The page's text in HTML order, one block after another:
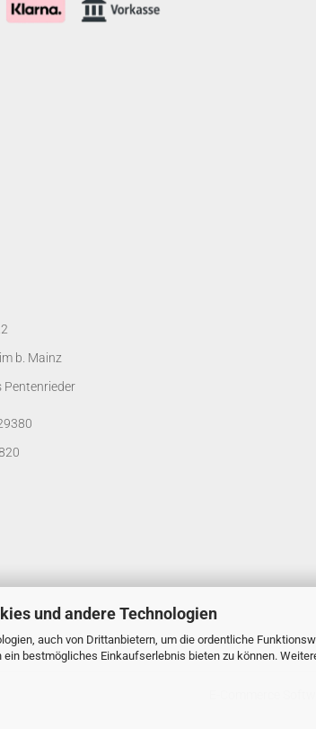
und andere Technologien
auch von Drittanbietern, um die ordentliche
bestmögliches Einkaufserlebnis bieten zu können.
b. Mainz
Pentenrieder